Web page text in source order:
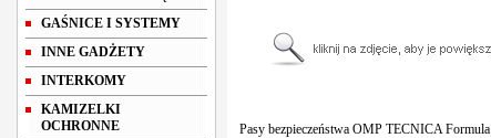
GAŚNICE I SYSTEMY
INNE GADŻETY
INTERKOMY
KAMIZELKI
OCHRONNE
Pasy bezpieczeństwa OMP TECNICA Formula